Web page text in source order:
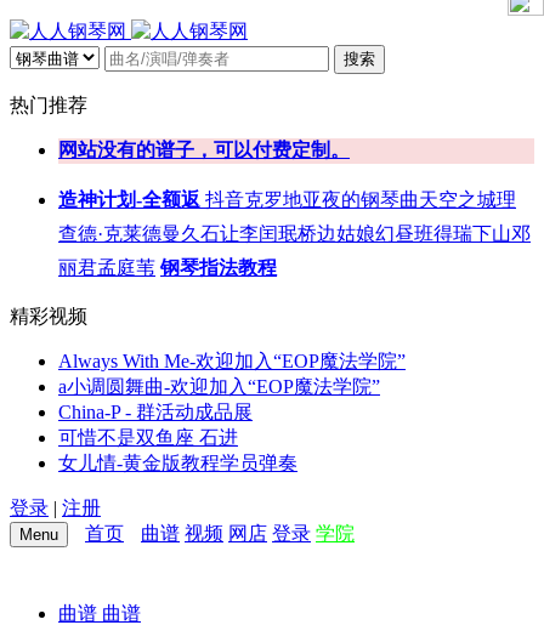
搜索
热门推荐
网站没有的谱子，可以付费定制。
造神计划-全额返 抖音克罗地亚夜的钢琴曲天空之城理
查德·克莱德曼久石让李闰珉桥边姑娘幻昼班得瑞下山邓
丽君孟庭苇 钢琴指法教程
精彩视频
Always With Me-欢迎加入“EOP魔法学院”
a小调圆舞曲-欢迎加入“EOP魔法学院”
China-P - 群活动成品展
可惜不是双鱼座 石进
女儿情-黄金版教程学员弹奏
登录 | 注册
Menu 首页 曲谱 视频 网店 登录 学院
曲谱 曲谱